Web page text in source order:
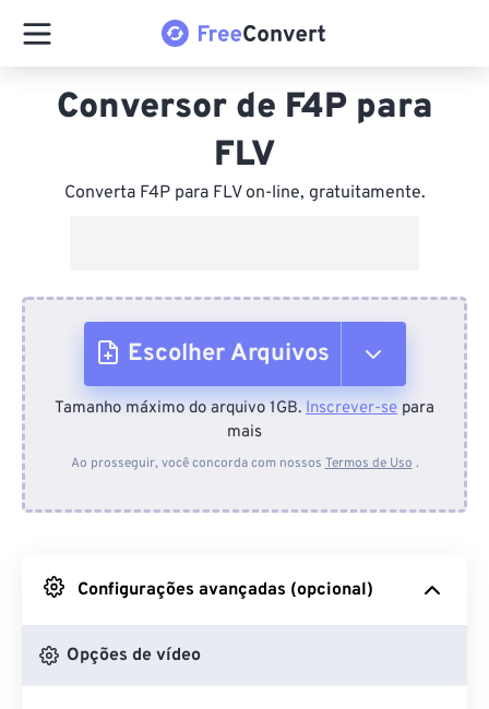
Conversor de F4P para
FLV
Converta F4P para FLV on-line, gratuitamente.
Escolher Arquivos
Do dispositivo
Do Google Drive
Do OneDrive
Tamanho máximo do arquivo 1GB. Inscrever-se para
mais
Ao prosseguir, você concorda com nossos Termos de Uso .
Configurações avançadas (opcional)
Opções de vídeo